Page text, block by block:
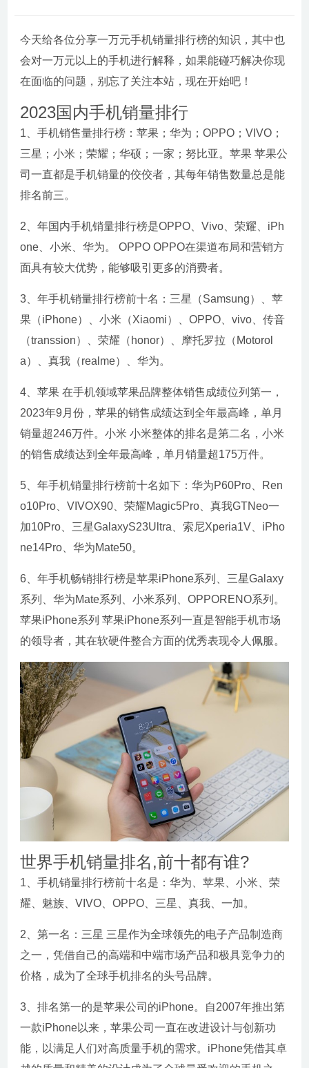
今天给各位分享一万元手机销量排行榜的知识，其中也
会对一万元以上的手机进行解释，如果能碰巧解决你现
在面临的问题，别忘了关注本站，现在开始吧！
2023国内手机销量排行
1、手机销售量排行榜：苹果；华为；OPPO；VIVO；
三星；小米；荣耀；华硕；一家；努比亚。苹果 苹果公
司一直都是手机销量的佼佼者，其每年销售数量总是能
排名前三。
2、年国内手机销量排行榜是OPPO、Vivo、荣耀、iPh
one、小米、华为。 OPPO OPPO在渠道布局和营销方
面具有较大优势，能够吸引更多的消费者。
3、年手机销量排行榜前十名：三星（Samsung）、苹
果（iPhone）、小米（Xiaomi）、OPPO、vivo、传音
（transsion）、荣耀（honor）、摩托罗拉（Motorol
a）、真我（realme）、华为。
4、苹果 在手机领域苹果品牌整体销售成绩位列第一，
2023年9月份，苹果的销售成绩达到全年最高峰，单月
销量超246万件。小米 小米整体的排名是第二名，小米
的销售成绩达到全年最高峰，单月销量超175万件。
5、年手机销量排行榜前十名如下：华为P60Pro、Ren
o10Pro、VIVOX90、荣耀Magic5Pro、真我GTNeo一
加10Pro、三星GalaxyS23Ultra、索尼Xperia1V、iPho
ne14Pro、华为Mate50。
6、年手机畅销排行榜是苹果iPhone系列、三星Galaxy
系列、华为Mate系列、小米系列、OPPORENO系列。
苹果iPhone系列 苹果iPhone系列一直是智能手机市场
的领导者，其在软硬件整合方面的优秀表现令人佩服。
世界手机销量排名,前十都有谁?
1、手机销量排行榜前十名是：华为、苹果、小米、荣
耀、魅族、VIVO、OPPO、三星、真我、一加。
2、第一名：三星 三星作为全球领先的电子产品制造商
之一，凭借自己的高端和中端市场产品和极具竞争力的
价格，成为了全球手机排名的头号品牌。
3、排名第一的是苹果公司的iPhone。自2007年推出第
一款iPhone以来，苹果公司一直在改进设计与创新功
能，以满足人们对高质量手机的需求。iPhone凭借其卓